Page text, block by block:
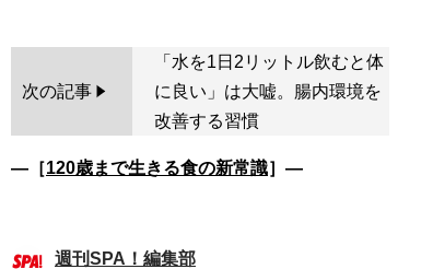
次の記事
「水を1日2リットル飲むと体
に良い」は大嘘。腸内環境を
改善する習慣
―［120歳まで生きる食の新常識］―
週刊SPA！編集部